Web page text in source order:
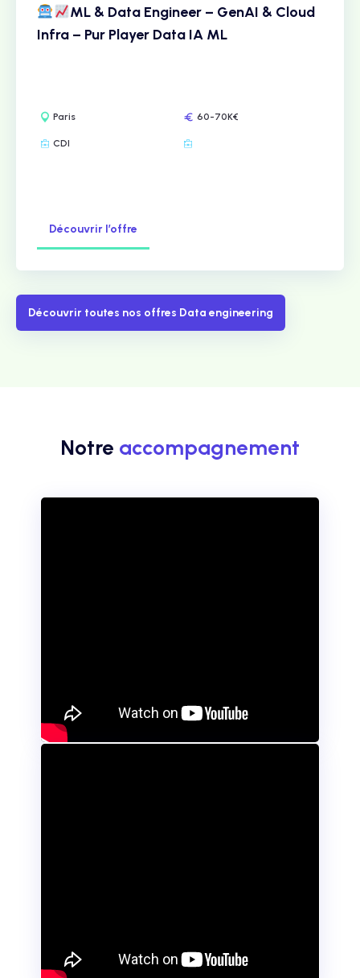
ML & Data Engineer – GenAI & Cloud
Infra – Pur Player Data IA ML
Paris 60-70K€
CDI
Découvrir l’offre
Découvrir toutes nos offres Data engineering
Notre accompagnement